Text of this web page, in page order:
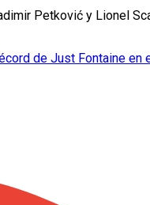
Petković y Lionel
de Just Fontaine en